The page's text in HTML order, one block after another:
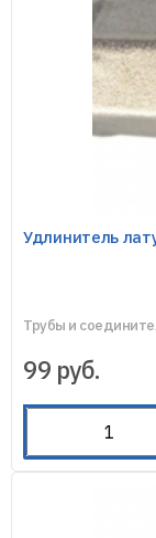
Удлинитель
Трубы и
99 руб.